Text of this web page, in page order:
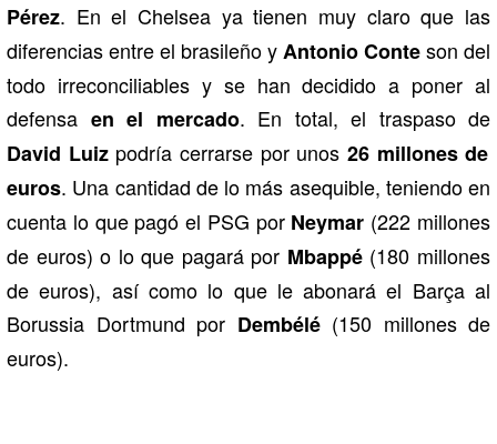
Pérez. En el Chelsea ya tienen muy claro que las
diferencias entre el brasileño yAntonio Conteson del
todo irreconciliables y se han decidido a poner al
defensa en el mercado. En total, el traspaso de
David Luizpodría cerrarse por unos26 millones de
euros. Una cantidad de lo más asequible, teniendo en
cuenta lo que pagó el PSG por Neymar (222 millones
de euros) o lo que pagará por Mbappé(180 millones
de euros), así como lo que le abonará el Barça al
Borussia Dortmund por Dembélé(150 millones de
euros).